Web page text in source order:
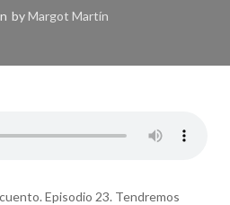
byMargot Martín
Episodio 23. Tendremos